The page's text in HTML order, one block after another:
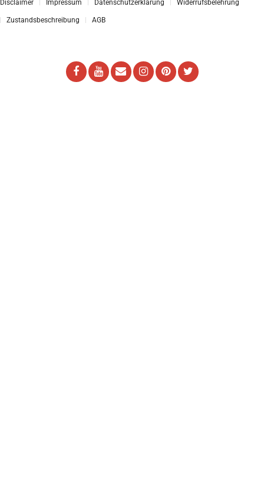
Disclaimer Impressum Datenschutzerklärung Widerrufsbelehrung
Zustandsbeschreibung AGB